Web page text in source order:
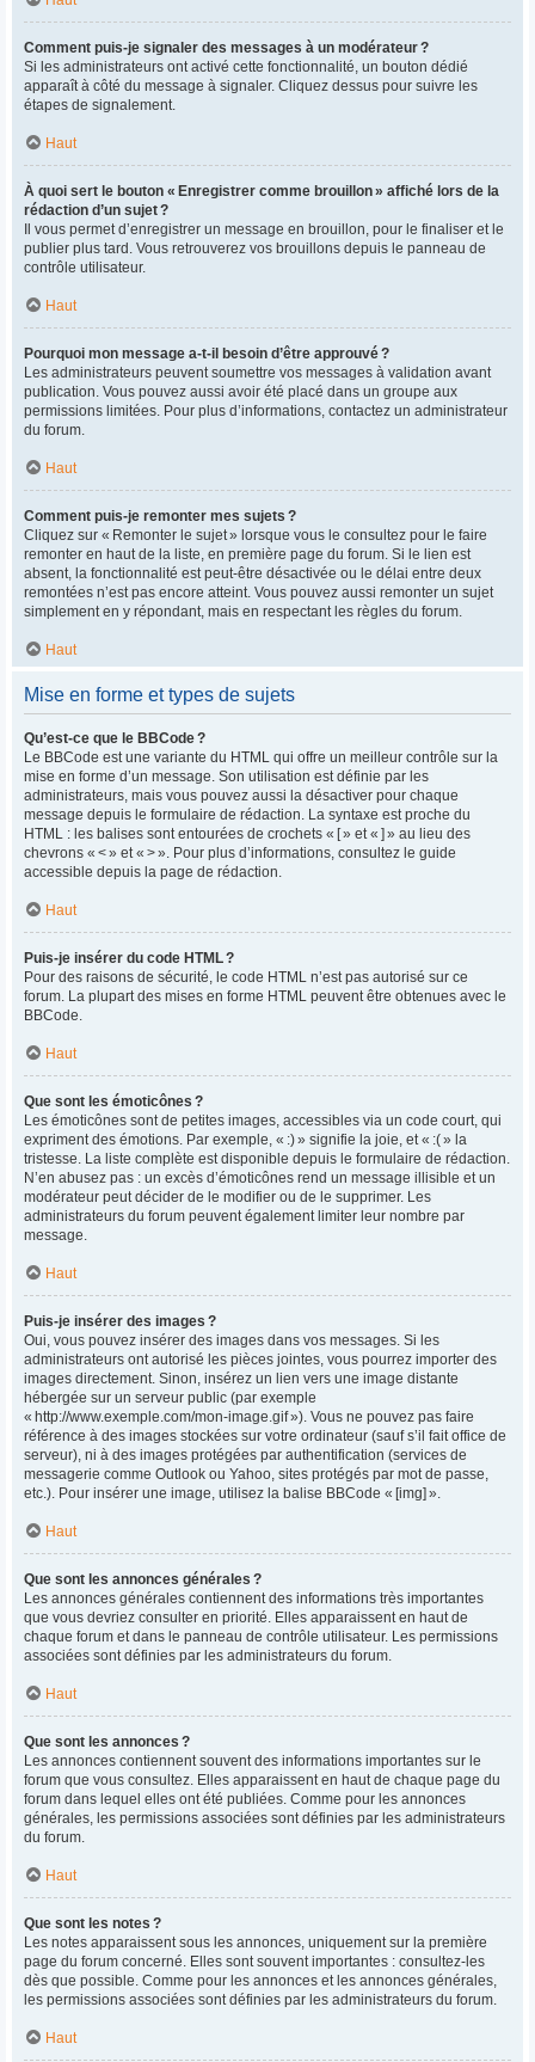
Comment puis-je signaler des messages à un modérateur ?
Si les administrateurs ont activé cette fonctionnalité, un bouton dédié
apparaît à côté du message à signaler. Cliquez dessus pour suivre les
étapes de signalement.
Haut
À quoi sert le bouton « Enregistrer comme brouillon » affiché lors de la
rédaction d’un sujet ?
Il vous permet d’enregistrer un message en brouillon, pour le finaliser et le
publier plus tard. Vous retrouverez vos brouillons depuis le panneau de
contrôle utilisateur.
Haut
Pourquoi mon message a-t-il besoin d’être approuvé ?
Les administrateurs peuvent soumettre vos messages à validation avant
publication. Vous pouvez aussi avoir été placé dans un groupe aux
permissions limitées. Pour plus d’informations, contactez un administrateur
du forum.
Haut
Comment puis-je remonter mes sujets ?
Cliquez sur « Remonter le sujet » lorsque vous le consultez pour le faire
remonter en haut de la liste, en première page du forum. Si le lien est
absent, la fonctionnalité est peut-être désactivée ou le délai entre deux
remontées n’est pas encore atteint. Vous pouvez aussi remonter un sujet
simplement en y répondant, mais en respectant les règles du forum.
Haut
Mise en forme et types de sujets
Qu’est-ce que le BBCode ?
Le BBCode est une variante du HTML qui offre un meilleur contrôle sur la
mise en forme d’un message. Son utilisation est définie par les
administrateurs, mais vous pouvez aussi la désactiver pour chaque
message depuis le formulaire de rédaction. La syntaxe est proche du
HTML : les balises sont entourées de crochets « [ » et « ] » au lieu des
chevrons « < » et « > ». Pour plus d’informations, consultez le guide
accessible depuis la page de rédaction.
Haut
Puis-je insérer du code HTML ?
Pour des raisons de sécurité, le code HTML n’est pas autorisé sur ce
forum. La plupart des mises en forme HTML peuvent être obtenues avec le
BBCode.
Haut
Que sont les émoticônes ?
Les émoticônes sont de petites images, accessibles via un code court, qui
expriment des émotions. Par exemple, « :) » signifie la joie, et « :( » la
tristesse. La liste complète est disponible depuis le formulaire de rédaction.
N’en abusez pas : un excès d’émoticônes rend un message illisible et un
modérateur peut décider de le modifier ou de le supprimer. Les
administrateurs du forum peuvent également limiter leur nombre par
message.
Haut
Puis-je insérer des images ?
Oui, vous pouvez insérer des images dans vos messages. Si les
administrateurs ont autorisé les pièces jointes, vous pourrez importer des
images directement. Sinon, insérez un lien vers une image distante
hébergée sur un serveur public (par exemple
« http://www.exemple.com/mon-image.gif »). Vous ne pouvez pas faire
référence à des images stockées sur votre ordinateur (sauf s’il fait office de
serveur), ni à des images protégées par authentification (services de
messagerie comme Outlook ou Yahoo, sites protégés par mot de passe,
etc.). Pour insérer une image, utilisez la balise BBCode « [img] ».
Haut
Que sont les annonces générales ?
Les annonces générales contiennent des informations très importantes
que vous devriez consulter en priorité. Elles apparaissent en haut de
chaque forum et dans le panneau de contrôle utilisateur. Les permissions
associées sont définies par les administrateurs du forum.
Haut
Que sont les annonces ?
Les annonces contiennent souvent des informations importantes sur le
forum que vous consultez. Elles apparaissent en haut de chaque page du
forum dans lequel elles ont été publiées. Comme pour les annonces
générales, les permissions associées sont définies par les administrateurs
du forum.
Haut
Que sont les notes ?
Les notes apparaissent sous les annonces, uniquement sur la première
page du forum concerné. Elles sont souvent importantes : consultez-les
dès que possible. Comme pour les annonces et les annonces générales,
les permissions associées sont définies par les administrateurs du forum.
Haut